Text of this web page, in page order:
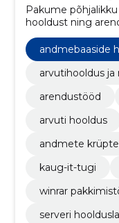
Pakume
hooldust ning
andmebaaside
arvutihooldus
arendustööd
arvuti hooldus
andmete
kaug-it-tugi
winrar
serveri